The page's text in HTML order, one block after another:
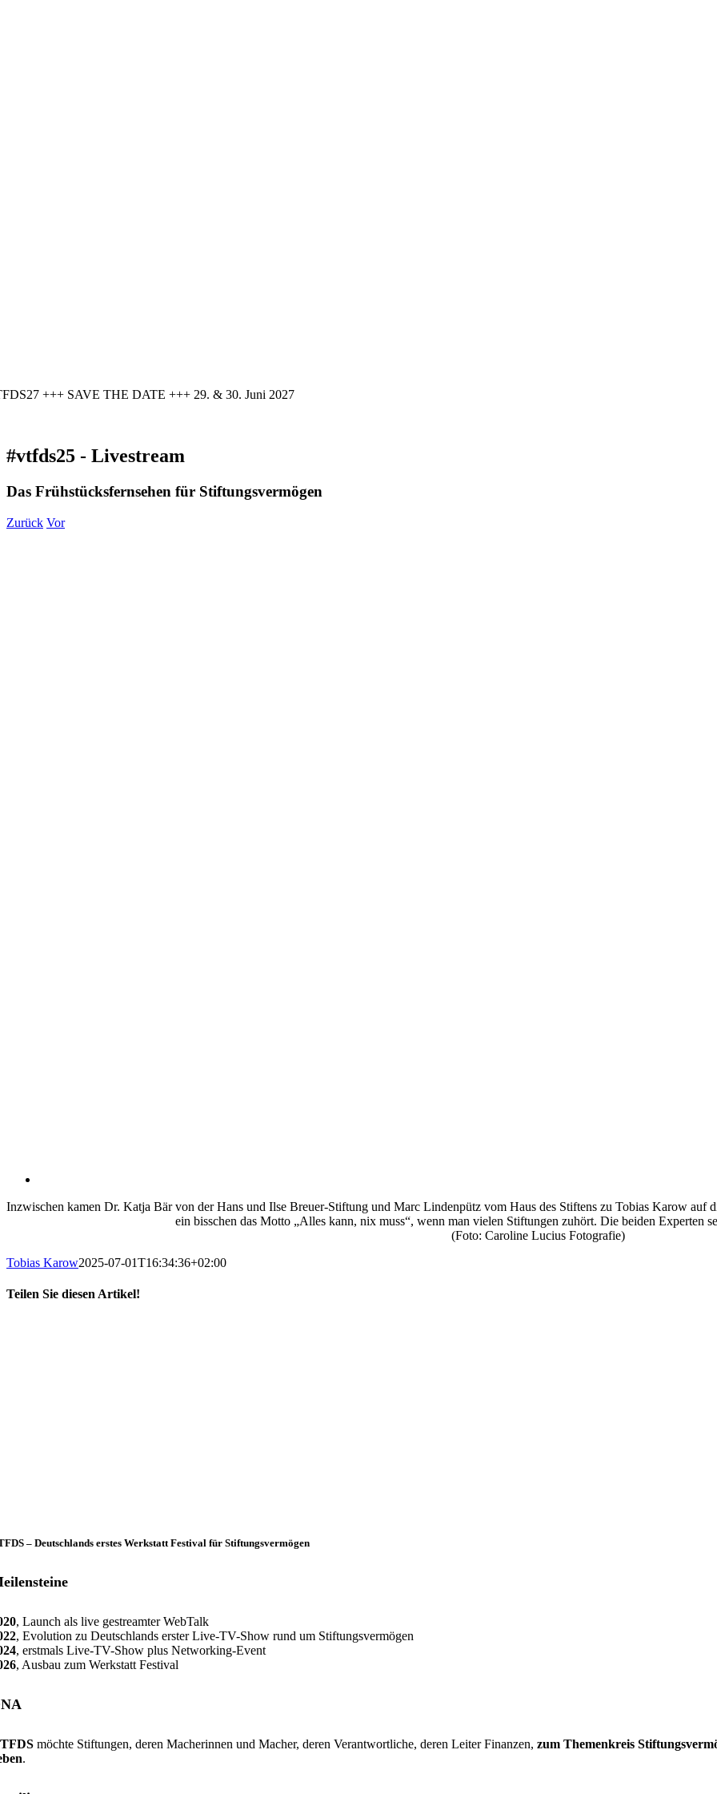
+++ SAVE THE DATE +++ 29. & 30. Juni 2027
#vtfds25 - Livestream
Das Frühstücksfernsehen für Stiftungsvermögen
Zurück Vor
Inzwischen kamen Dr. Katja Bär von der Hans und Ilse Breuer-Stiftung und Marc Lindenpütz vom Haus des Stiftens zu Tobias Karow
ein bisschen das Motto „Alles kann, nix muss“, wenn man vielen Stiftungen zuhört. Die beiden Experten
(Foto: Caroline Lucius Fotografie)
Tobias Karow2025-07-01T16:34:36+02:00
Teilen Sie diesen Artikel!
– Deutschlands erstes Werkstatt Festival für Stiftungsvermögen
, Launch als live gestreamter WebTalk
, Evolution zu Deutschlands erster Live-TV-Show rund um Stiftungsvermögen
, erstmals Live-TV-Show plus Networking-Event
, Ausbau zum Werkstatt Festival
möchte Stiftungen, deren Macherinnen und Macher, deren Verantwortliche, deren Leiter Finanzen,zum Themenkreis
.